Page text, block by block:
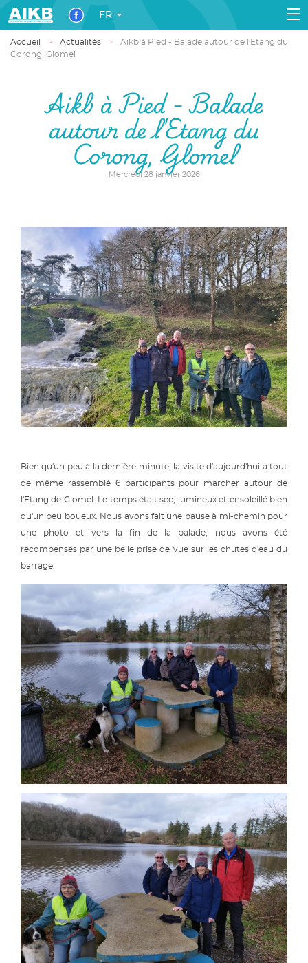
FR
Accueil Actualités
Aikb à Pied - Balade autour de l'Etang du
Corong, Glomel
Aikb à Pied - Balade
autour de l'Etang du
Corong, Glomel
Mercredi 28 janvier 2026
Bien qu'un peu à la dernière minute, la visite d'aujourd'hui a tout
de même rassemblé 6 participants pour marcher autour de
l'Etang de Glomel. Le temps était sec, lumineux et ensoleillé bien
qu'un peu boueux. Nous avons fait une pause à mi-chemin pour
une photo et vers la fin de la balade, nous avons été
récompensés par une belle prise de vue sur les chutes d'eau du
barrage.